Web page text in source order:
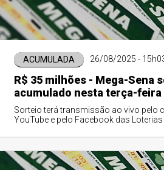
ACUMULADA 26/08/2025 -
R$ 35 milhões - Mega-Sena
acumulado nesta terça-feira
Sorteio terá transmissão ao vivo pelo
YouTube e pelo Facebook das Loterias